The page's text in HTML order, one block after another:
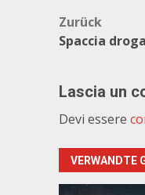
Zurück
Spaccia
Lascia un
Devi essere
VERWANDTE